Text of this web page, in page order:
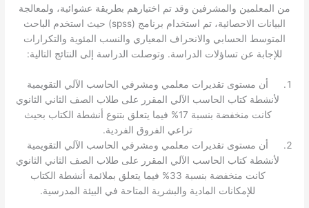
من المعلمين والمشرفين وقد تم اختيارهم بطريقة عشوائية، ولمعالجة
البيانات الاحصائية، تم استخدام برنامج (spss) حيث استخدم الباحث
المتوسط الحسابي والانحراف المعياري والنسب المئوية والتكرارات
للإجابة عن تساؤلات الدراسة. وتوصلت الدراسة إلى النتائج التالية:
أن مستوى تقديرات معلمي ومشرفي الحاسب الآلي التقويمية
لأنشطة كتاب الحاسب الآلي المقرر على طلاب الصف الثاني الثانوي
كانت منخفضة بنسبة 17% فيما يتعلق بتنوع أنشطة الكتاب بحيث
تراعي الفروق الفردية.
أن مستوى تقديرات معلمي ومشرفي الحاسب الآلي التقويمية
لأنشطة كتاب الحاسب الآلي المقرر على طلاب الصف الثاني الثانوي
كانت منخفضة بنسبة 33% فيما يتعلق بملائمة أنشطة الكتاب
للإمكانات المادية والبشرية المتاحة في البيئة المدرسية.